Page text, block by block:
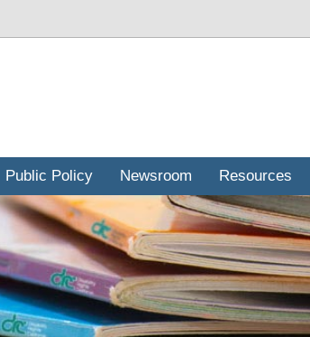
Public Policy Newsroom Resources